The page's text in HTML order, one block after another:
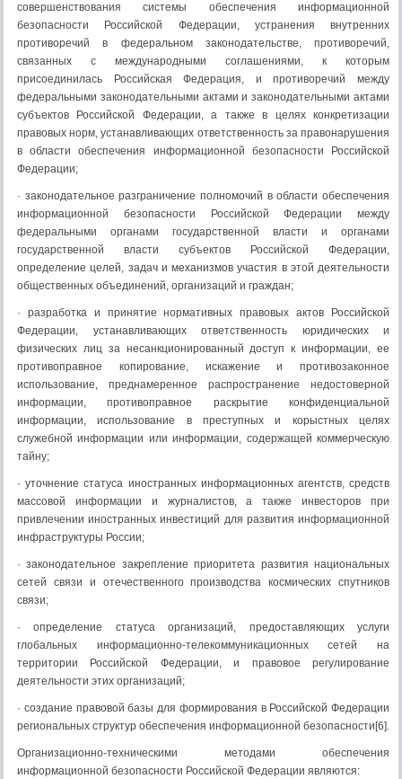
совершенствования системы обеспечения информационной
безопасности Российской Федерации, устранения внутренних
противоречий в федеральном законодательстве, противоречий,
связанных с международными соглашениями, к которым
присоединилась Российская Федерация, и противоречий между
федеральными законодательными актами и законодательными актами
субъектов Российской Федерации, а также в целях конкретизации
правовых норм, устанавливающих ответственность за правонарушения
в области обеспечения информационной безопасности Российской
Федерации;
· законодательное разграничение полномочий в области обеспечения
информационной безопасности Российской Федерации между
федеральными органами государственной власти и органами
государственной власти субъектов Российской Федерации,
определение целей, задач и механизмов участия в этой деятельности
общественных объединений, организаций и граждан;
· разработка и принятие нормативных правовых актов Российской
Федерации, устанавливающих ответственность юридических и
физических лиц за несанкционированный доступ к информации, ее
противоправное копирование, искажение и противозаконное
использование, преднамеренное распространение недостоверной
информации, противоправное раскрытие конфиденциальной
информации, использование в преступных и корыстных целях
служебной информации или информации, содержащей коммерческую
тайну;
· уточнение статуса иностранных информационных агентств, средств
массовой информации и журналистов, а также инвесторов при
привлечении иностранных инвестиций для развития информационной
инфраструктуры России;
· законодательное закрепление приоритета развития национальных
сетей связи и отечественного производства космических спутников
связи;
· определение статуса организаций, предоставляющих услуги
глобальных информационно-телекоммуникационных сетей на
территории Российской Федерации, и правовое регулирование
деятельности этих организаций;
· создание правовой базы для формирования в Российской Федерации
региональных структур обеспечения информационной безопасности[6].
Организационно-техническими методами обеспечения
информационной безопасности Российской Федерации являются: